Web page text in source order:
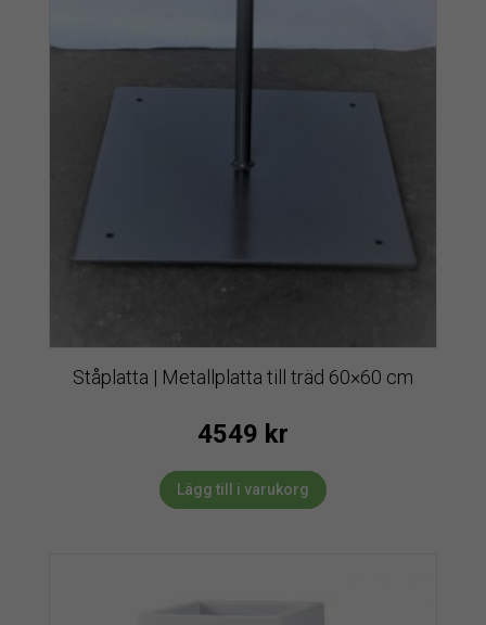
Ståplatta | Metallplatta till träd 60×60 cm
4549 kr
Lägg till i varukorg